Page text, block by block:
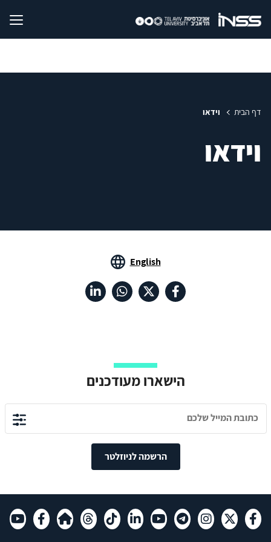
דף הבית וידאו
וידאו
English
הישארו מעודכנים
הרשמה לניוזלטר